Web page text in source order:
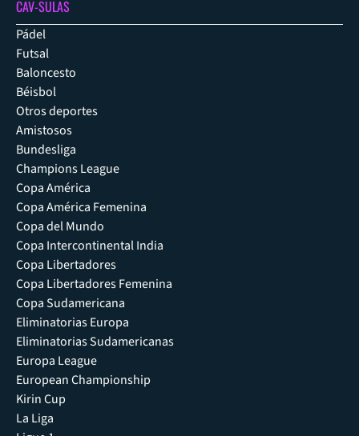
CAV-SULAS
Pádel
Futsal
Baloncesto
Béisbol
Otros deportes
Amistosos
Bundesliga
Champions League
Copa América
Copa América Femenina
Copa del Mundo
Copa Intercontinental India
Copa Libertadores
Copa Libertadores Femenina
Copa Sudamericana
Eliminatorias Europa
Eliminatorias Sudamericanas
Europa League
European Championship
Kirin Cup
La Liga